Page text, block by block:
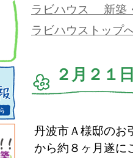
ラビハウス 新築
ラビハウストップ
２月２１
丹波市Ａ様邸のお
から約８ヶ月遂に